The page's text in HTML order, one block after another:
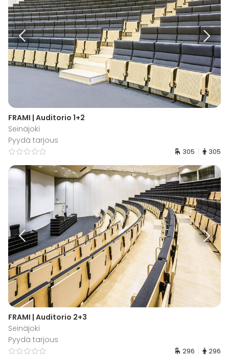
FRAMI | Auditorio 1+2
Seinäjoki
Pyydä tarjous
305 305
FRAMI | Auditorio 2+3
Seinäjoki
Pyydä tarjous
296 296